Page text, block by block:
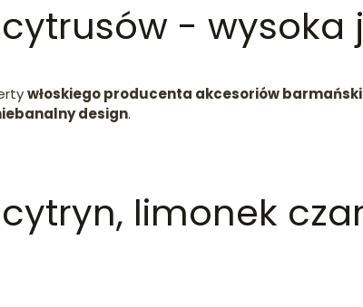
- wysoka
włoskiego producenta akcesoriów
design.
limonek